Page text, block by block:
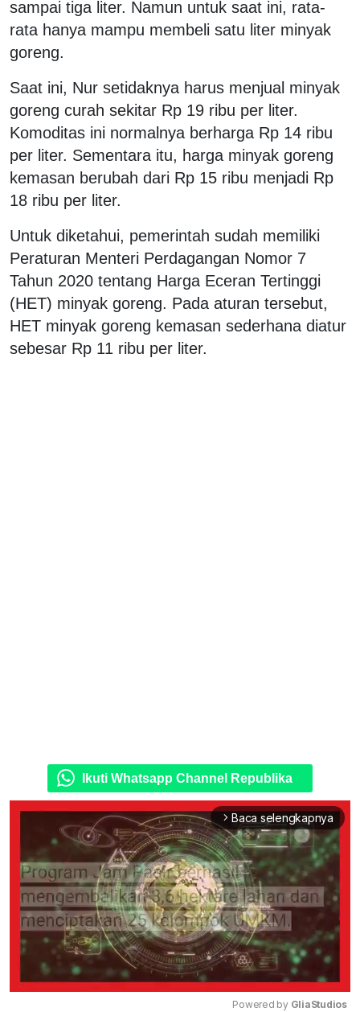
sampai tiga liter. Namun untuk saat ini, rata-
rata hanya mampu membeli satu liter minyak
goreng.
Saat ini, Nur setidaknya harus menjual minyak
goreng curah sekitar Rp 19 ribu per liter.
Komoditas ini normalnya berharga Rp 14 ribu
per liter. Sementara itu, harga minyak goreng
kemasan berubah dari Rp 15 ribu menjadi Rp
18 ribu per liter.
Untuk diketahui, pemerintah sudah memiliki
Peraturan Menteri Perdagangan Nomor 7
Tahun 2020 tentang Harga Eceran Tertinggi
(HET) minyak goreng. Pada aturan tersebut,
HET minyak goreng kemasan sederhana diatur
sebesar Rp 11 ribu per liter.
Ikuti Whatsapp Channel Republika
arrow_forward_ios Baca selengkapnya
Powered by GliaStudios